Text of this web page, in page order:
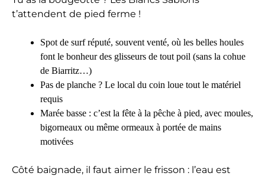
t’attendent de pied ferme !
Spot de surf réputé, souvent venté, où les belles houles
font le bonheur des glisseurs de tout poil (sans la cohue
de Biarritz…)
Pas de planche ? Le local du coin loue tout le matériel
requis
Marée basse : c’est la fête à la pêche à pied, avec moules,
bigorneaux ou même ormeaux à portée de mains
motivées
Côté baignade, il faut aimer le frisson : l’eau est